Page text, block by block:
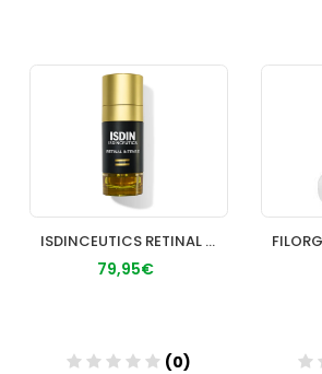
Añadir
ISDINCEUTICS RETINAL INTENSE 1 ENVASE 50 ML
79,95€
(0)